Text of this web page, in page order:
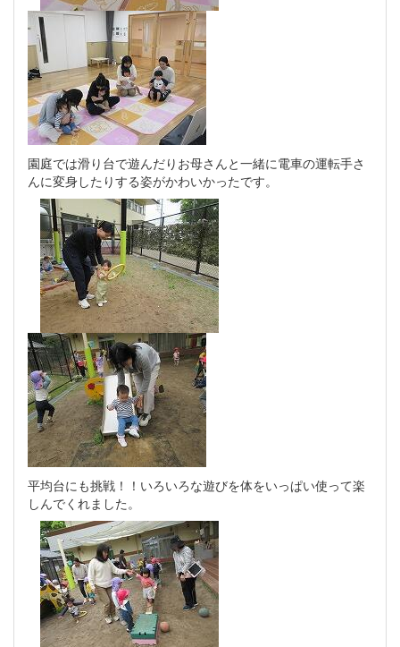
園庭では滑り台で遊んだりお母さんと一緒に電車の運転手さ
んに変身したりする姿がかわいかったです。
平均台にも挑戦！！いろいろな遊びを体をいっぱい使って楽
しんでくれました。